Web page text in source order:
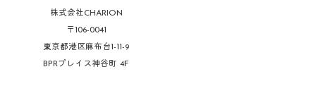
株式会社CHARION
〒106-0041
東京都港区麻布台1-11-9
BPRプレイス神谷町 4F